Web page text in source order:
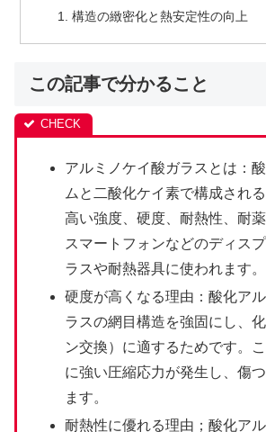
構造の緻密化と熱安定性の向上
この記事で分かること
アルミノケイ酸ガラスとは：
ムと二酸化ケイ素で構成される
高い強度、硬度、耐熱性、耐薬
スマートフォンなどのディス
ラスや耐熱器具に使われます。
硬度が高くなる理由：酸化ア
ラスの網目構造を強固にし、
ン交換）に適するためです。
に強い圧縮応力が発生し、傷
ます。
耐熱性に優れる理由；酸化ア